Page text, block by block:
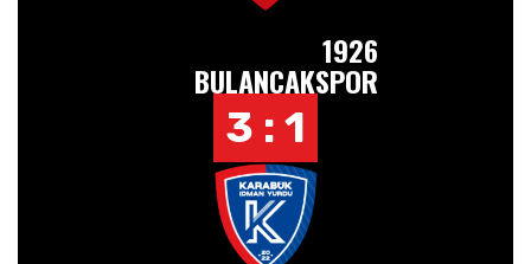
1926
BULANCAKSPOR
3 : 1